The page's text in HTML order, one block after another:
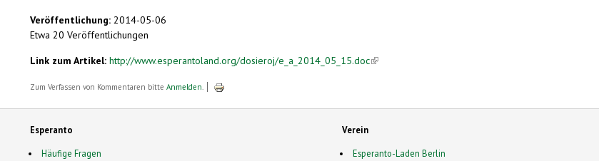
Veröffentlichung: 2014-05-06
Etwa 20 Veröffentlichungen
Link zum Artikel: http://www.esperantoland.org/dosieroj/e_a_2014_05_15.doc(link is external)
Zum Verfassen von Kommentaren bitte Anmelden.
Esperanto
Häufige Fragen
Verein
Esperanto-Laden Berlin